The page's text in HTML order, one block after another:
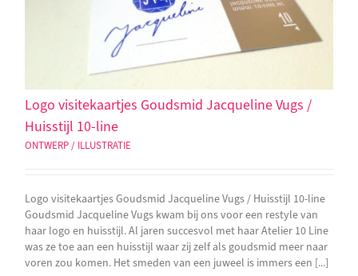
Logo visitekaartjes Goudsmid Jacqueline Vugs /
Huisstijl 10-line
ONTWERP / ILLUSTRATIE
Logo visitekaartjes Goudsmid Jacqueline Vugs / Huisstijl 10-line
Goudsmid Jacqueline Vugs kwam bij ons voor een restyle van
haar logo en huisstijl. Al jaren succesvol met haar Atelier 10 Line
was ze toe aan een huisstijl waar zij zelf als goudsmid meer naar
voren zou komen. Het smeden van een juweel is immers een [...]